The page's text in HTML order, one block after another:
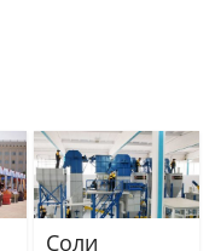
Соли